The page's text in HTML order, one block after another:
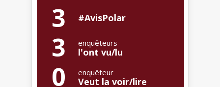
3 #AvisPolar
3 enquêteurs
l'ont vu/lu
0 enquêteur
Veut la voir/lire